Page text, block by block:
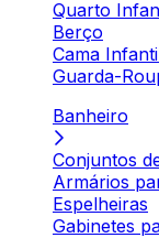
Quarto
Berço
Cama
Guarda-
Banheiro
Conjuntos
Armários
Espelheiras
Gabinetes